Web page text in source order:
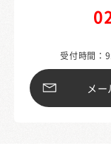
受付時間：
メ